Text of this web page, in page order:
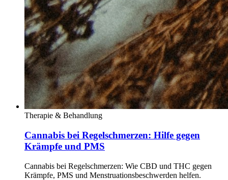
Therapie & Behandlung
Cannabis bei Regelschmerzen: Hilfe gegen
Krämpfe und PMS
Cannabis bei Regelschmerzen: Wie CBD und THC gegen
Krämpfe, PMS und Menstruationsbeschwerden helfen.